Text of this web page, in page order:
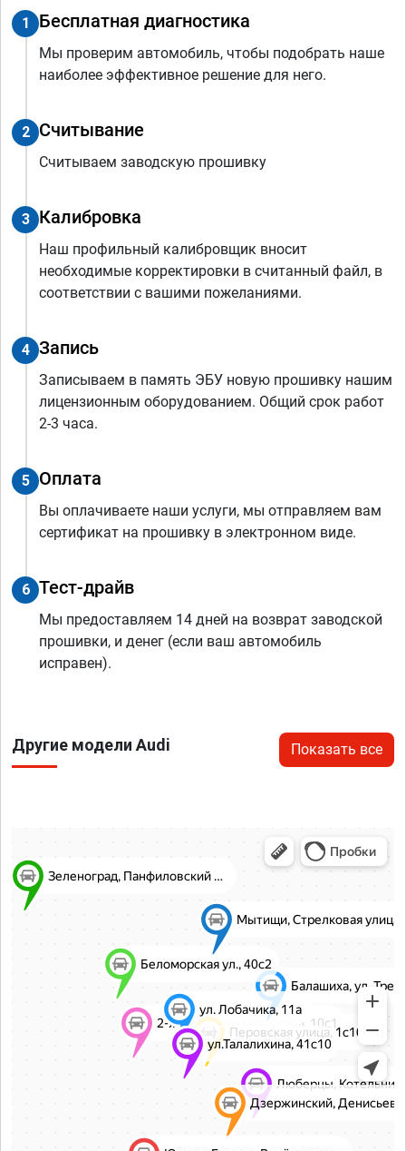
1 Бесплатная диагностика
Мы проверим автомобиль, чтобы подобрать наше
наиболее эффективное решение для него.
2 Считывание
Считываем заводскую прошивку
3 Калибровка
Наш профильный калибровщик вносит
необходимые корректировки в считанный файл, в
соответствии с вашими пожеланиями.
4 Запись
Записываем в память ЭБУ новую прошивку нашим
лицензионным оборудованием. Общий срок работ
2-3 часа.
5 Оплата
Вы оплачиваете наши услуги, мы отправляем вам
сертификат на прошивку в электронном виде.
6 Тест-драйв
Мы предоставляем 14 дней на возврат заводской
прошивки, и денег (если ваш автомобиль
исправен).
Другие модели Audi Показать все